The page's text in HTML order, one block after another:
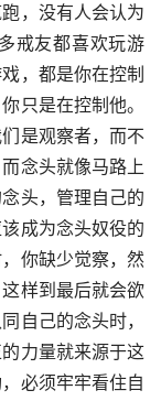
，没有人会认为
戒友都喜欢玩游
，都是你在控制
只是在控制他。
是观察者，而不
念头就像马路上
头，管理自己的
成为念头奴役的
你缺少觉察，然
样到最后就会欲
自己的念头时，
力量就来源于这
必须牢牢看住自